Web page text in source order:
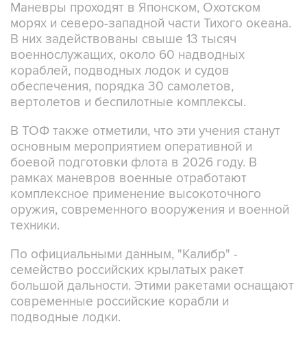
Маневры проходят в Японском, Охотском
морях и северо-западной части Тихого океана.
В них задействованы свыше 13 тысяч
военнослужащих, около 60 надводных
кораблей, подводных лодок и судов
обеспечения, порядка 30 самолетов,
вертолетов и беспилотные комплексы.
В ТОФ также отметили, что эти учения станут
основным мероприятием оперативной и
боевой подготовки флота в 2026 году. В
рамках маневров военные отработают
комплексное применение высокоточного
оружия, современного вооружения и военной
техники.
По официальными данным, "Калибр" -
семейство российских крылатых ракет
большой дальности. Этими ракетами оснащают
современные российские корабли и
подводные лодки.